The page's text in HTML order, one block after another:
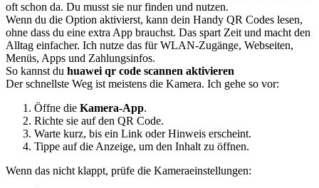
oft schon da. Du musst sie nur finden und nutzen.
Wenn du die Option aktivierst, kann dein Handy QR Codes lesen,
ohne dass du eine extra App brauchst. Das spart Zeit und macht den
Alltag einfacher. Ich nutze das für WLAN-Zugänge, Webseiten,
Menüs, Apps und Zahlungsinfos.
So kannst du huawei qr code scannen aktivieren
Der schnellste Weg ist meistens die Kamera. Ich gehe so vor:
Öffne die Kamera-App.
Richte sie auf den QR Code.
Warte kurz, bis ein Link oder Hinweis erscheint.
Tippe auf die Anzeige, um den Inhalt zu öffnen.
Wenn das nicht klappt, prüfe die Kameraeinstellungen: